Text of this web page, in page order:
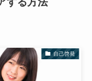
自己啓発